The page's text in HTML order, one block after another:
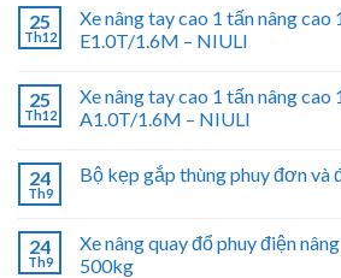
25
Th12
Xe nâng tay cao 1 tấn nâng cao
E1.0T/1.6M – NIULI
25
Th12
Xe nâng tay cao 1 tấn nâng cao
A1.0T/1.6M – NIULI
24
Th9
Bộ kẹp gắp thùng phuy đơn và
24
Th9
Xe nâng quay đổ phuy điện
500kg